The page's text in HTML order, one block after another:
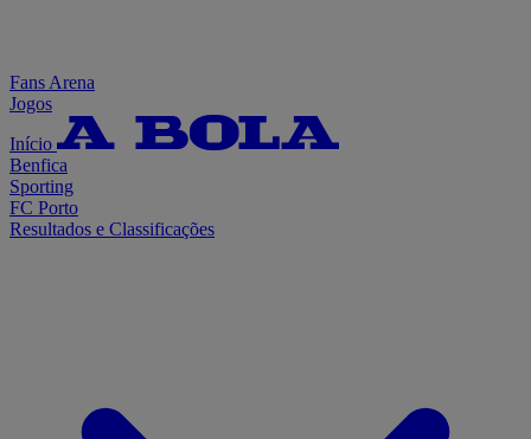
Fans Arena
Jogos
Início
Benfica
Sporting
FC Porto
Resultados e Classificações